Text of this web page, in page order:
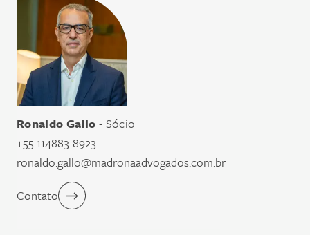
Ronaldo Gallo - Sócio
+55 114883-8923
ronaldo.gallo@madronaadvogados.com.br
Contato